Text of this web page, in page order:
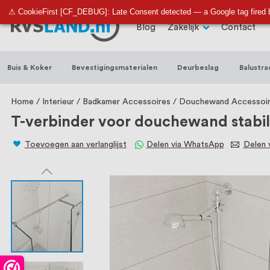
⚠ CookieFirst [CF_DEBUG]: Late Consent detected — a Google tag fired
RVS Land is een écht familiebedrijf met
trapleuningen, deurbeslag,
een eigen werkplaats waar we RVS op
staat persoonlijke service bij ons
Blog Zakelijk Contact
Buis & Koker Bevestigingsmaterialen Deurbeslag
Home Interieur Badkamer Accessoires Douchewand
T-verbinder voor douchewand
Toevoegen aan verlanglijst Delen via WhatsApp Delen